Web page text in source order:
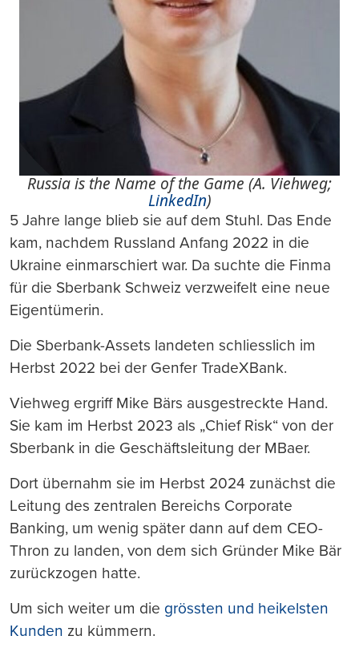
Russia is the Name of the Game (A. Viehweg;
LinkedIn)
5 Jahre lange blieb sie auf dem Stuhl. Das Ende
kam, nachdem Russland Anfang 2022 in die
Ukraine einmarschiert war. Da suchte die Finma
für die Sberbank Schweiz verzweifelt eine neue
Eigentümerin.
Die Sberbank-Assets landeten schliesslich im
Herbst 2022 bei der Genfer TradeXBank.
Viehweg ergriff Mike Bärs ausgestreckte Hand.
Sie kam im Herbst 2023 als „Chief Risk“ von der
Sberbank in die Geschäftsleitung der MBaer.
Dort übernahm sie im Herbst 2024 zunächst die
Leitung des zentralen Bereichs Corporate
Banking, um wenig später dann auf dem CEO-
Thron zu landen, von dem sich Gründer Mike Bär
zurückzogen hatte.
Um sich weiter um die grössten und heikelsten
Kunden zu kümmern.